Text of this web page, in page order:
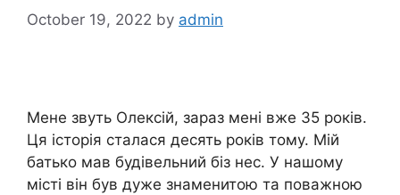
October 19, 2022 by admin
Мене звуть Олексій, зараз мені вже 35 років.
Ця історія сталася десять років тому. Мій
батько мав будівельний біз нес. У нашому
місті він був дуже знаменитою та поважною